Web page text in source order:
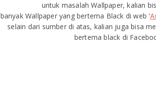
untuk masalah Wallpaper, kalian
banyak Wallpaper yang bertema Black di web '
selain dari sumber di atas, kalian juga bisa
bertema black di